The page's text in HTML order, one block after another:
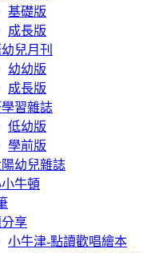
基礎版
成長版
兒月刊
幼幼版
成長版
習雜誌
低幼版
學前版
幼兒雜誌
牛頓
享
小牛津-點讀歡唱繪本